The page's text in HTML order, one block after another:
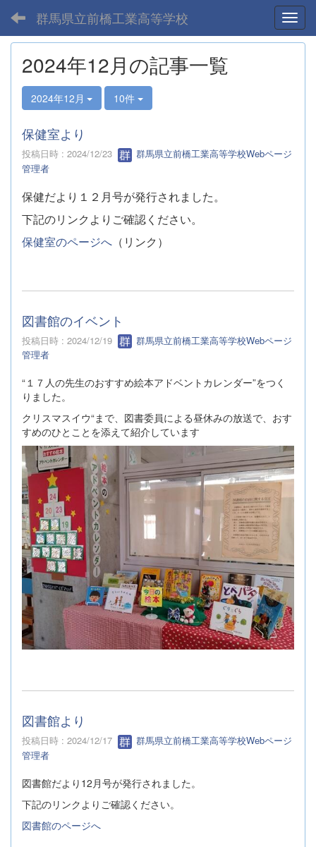
群馬県立前橋工業高等学校
2024年12月の記事一覧
2024年12月 10件
保健室より
投稿日時 : 2024/12/23
群馬県立前橋工業高等学校Webページ
管理者
保健だより１２月号が発行されました。
下記のリンクよりご確認ください。
保健室のページへ （リンク）
図書館のイベント
投稿日時 : 2024/12/19
群馬県立前橋工業高等学校Webページ
管理者
“１７人の先生のおすすめ絵本アドベントカレンダー”をつく
りました。
クリスマスイウ“まで、図書委員による昼休みの放送で、おす
すめのひとことを添えて紹介しています
図書館より
投稿日時 : 2024/12/17
群馬県立前橋工業高等学校Webページ
管理者
図書館だより12月号が発行されました。
下記のリンクよりご確認ください。
図書館のページへ